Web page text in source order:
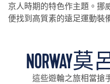
京人時期的特色作主題。挪
便找到高質素的遠足運動裝
NORWAY
這些遊輪之旅相當搶